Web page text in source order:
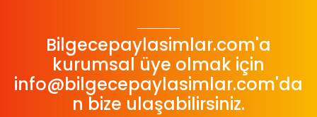
Bilgecepaylasimlar.com'a
kurumsal üye olmak için
info@bilgecepaylasimlar.com'da
n bize ulaşabilirsiniz.